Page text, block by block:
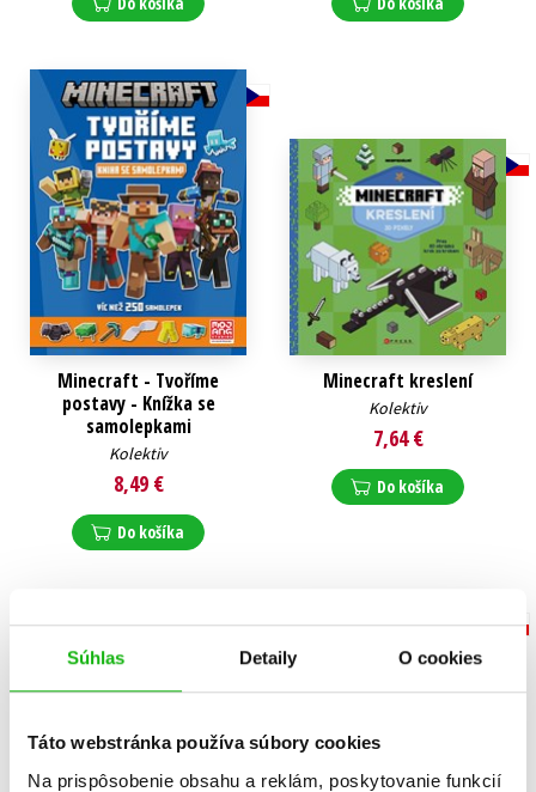
Súhlas Detaily O cookies
Táto webstránka používa súbory cookies
Na prispôsobenie obsahu a reklám, poskytovanie funkcií
Minecraft - Tvoříme
postavy - Knížka se
samolepkami
Kolektiv
8,49 €
Do košíka
Minecraft kreslení
Kolektiv
7,64 €
Do košíka